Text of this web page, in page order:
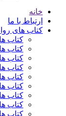
خانه
ارتباط با ما
کتاب های
کتاب
کتاب
کتاب
کتاب
کتاب
کتاب
کتاب
کتاب
کتاب